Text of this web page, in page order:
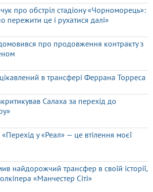
про обстріл стадіону «Чорноморець»:
пережити це і рухатися далі»
про продовження контракту з
в трансфері Феррана Торреса
Салаха за перехід до
у «Реал» — це втілення моєї
найдорожчий трансфер в своїй історії,
«Манчестер Сіті»